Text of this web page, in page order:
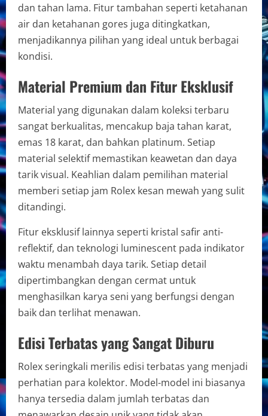
dan tahan lama. Fitur tambahan seperti ketahanan
air dan ketahanan gores juga ditingkatkan,
menjadikannya pilihan yang ideal untuk berbagai
kondisi.
Material Premium dan Fitur Eksklusif
Material yang digunakan dalam koleksi terbaru
sangat berkualitas, mencakup baja tahan karat,
emas 18 karat, dan bahkan platinum. Setiap
material selektif memastikan keawetan dan daya
tarik visual. Keahlian dalam pemilihan material
memberi setiap jam Rolex kesan mewah yang sulit
ditandingi.
Fitur eksklusif lainnya seperti kristal safir anti-
reflektif, dan teknologi luminescent pada indikator
waktu menambah daya tarik. Setiap detail
dipertimbangkan dengan cermat untuk
menghasilkan karya seni yang berfungsi dengan
baik dan terlihat menawan.
Edisi Terbatas yang Sangat Diburu
Rolex seringkali merilis edisi terbatas yang menjadi
perhatian para kolektor. Model-model ini biasanya
hanya tersedia dalam jumlah terbatas dan